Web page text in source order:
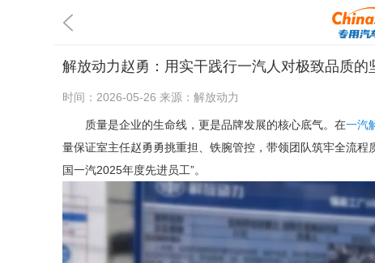
解放动力赵勇：用实干践行一汽人对极致品质的
时间： 2026-05-26 来源： 解放动力
质量是企业的生命线，更是品牌发展的核心底气。在一汽
量保证室主任赵勇勇挑重担、铁腕管控，带领团队筑牢全流
国一汽2025年度先进员工”。